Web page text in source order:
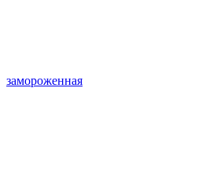
замороженная